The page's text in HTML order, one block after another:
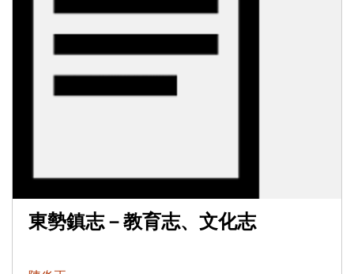
東勢鎮志－教育志、文化志